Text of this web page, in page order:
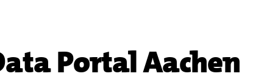
Portal Aachen